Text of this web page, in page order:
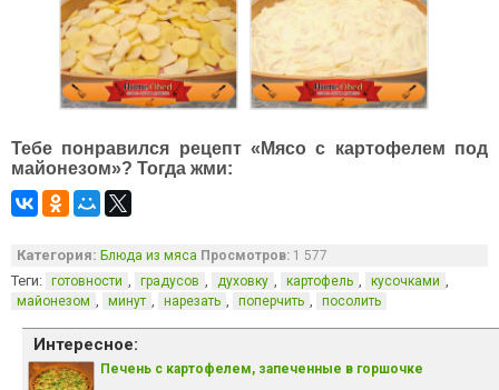
Тебе понравился рецепт «Мясо с картофелем под
майонезом»? Тогда жми:
Категория: Блюда из мяса Просмотров: 1 577
Теги: готовности , градусов , духовку , картофель , кусочками ,
майонезом , минут , нарезать , поперчить , посолить
Интересное:
Печень с картофелем, запеченные в горшочке